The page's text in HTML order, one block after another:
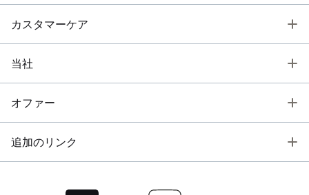
カスタマーケア
当社
オファー
追加のリンク